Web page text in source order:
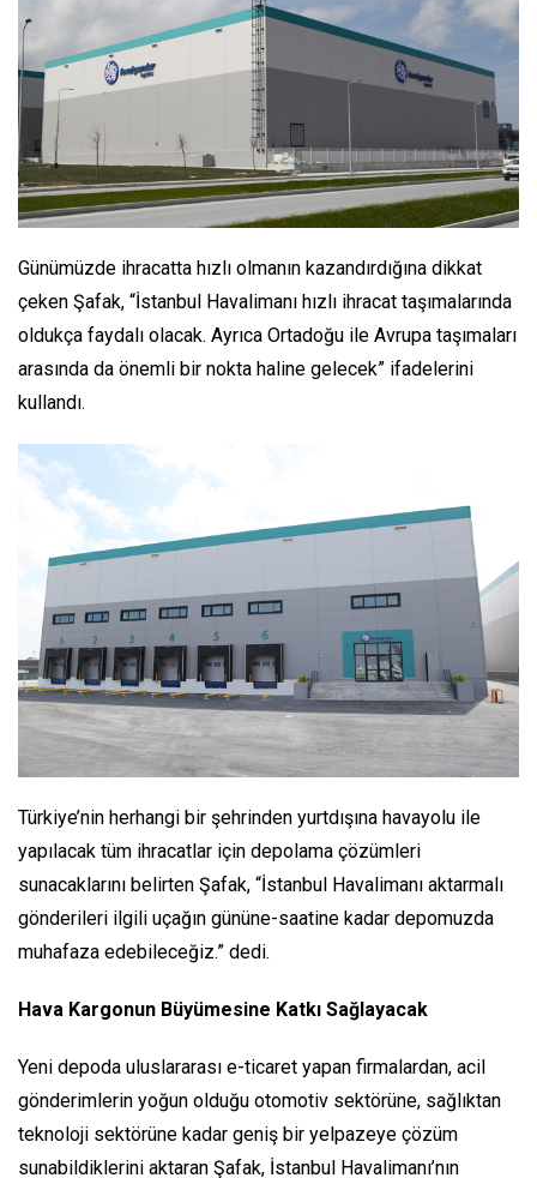
Günümüzde ihracatta hızlı olmanın kazandırdığına dikkat
çeken Şafak, “İstanbul Havalimanı hızlı ihracat taşımalarında
oldukça faydalı olacak. Ayrıca Ortadoğu ile Avrupa taşımaları
arasında da önemli bir nokta haline gelecek” ifadelerini
kullandı.
Türkiye’nin herhangi bir şehrinden yurtdışına havayolu ile
yapılacak tüm ihracatlar için depolama çözümleri
sunacaklarını belirten Şafak, “İstanbul Havalimanı aktarmalı
gönderileri ilgili uçağın gününe-saatine kadar depomuzda
muhafaza edebileceğiz.” dedi.
Hava Kargonun Büyümesine Katkı Sağlayacak
Yeni depoda uluslararası e-ticaret yapan firmalardan, acil
gönderimlerin yoğun olduğu otomotiv sektörüne, sağlıktan
teknoloji sektörüne kadar geniş bir yelpazeye çözüm
sunabildiklerini aktaran Şafak, İstanbul Havalimanı’nın